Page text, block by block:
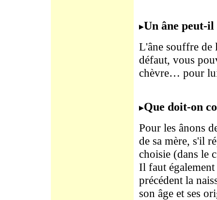
Un âne peut-il
L'âne souffre de
défaut, vous
chèvre… pour
Que doit-on
Pour les ânons
de sa mère, s'il
choisie (dans le
Il faut
précédent la
son âge et ses